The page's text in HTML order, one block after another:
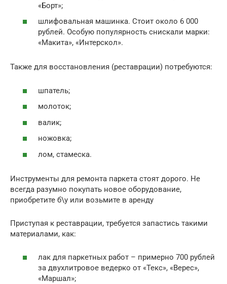
«Борт»;
шлифовальная машинка. Стоит около 6 000
рублей. Особую популярность снискали марки:
«Макита», «Интерскол».
Также для восстановления (реставрации) потребуются:
шпатель;
молоток;
валик;
ножовка;
лом, стамеска.
Инструменты для ремонта паркета стоят дорого. Не
всегда разумно покупать новое оборудование,
приобретите б\у или возьмите в аренду
Приступая к реставрации, требуется запастись такими
материалами, как:
лак для паркетных работ – примерно 700 рублей
за двухлитровое ведерко от «Текс», «Верес»,
«Маршал»;